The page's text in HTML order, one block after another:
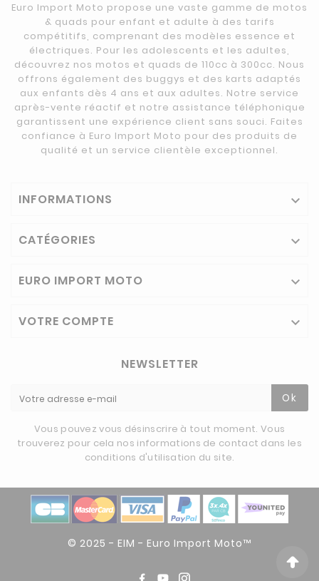
Euro Import Moto propose une vaste gamme de motos
& quads pour enfant et adulte à des tarifs
compétitifs, comprenant des modèles essence et
électriques. Pour les adolescents et les adultes,
découvrez nos motos et quads de 110cc à 300cc. Nous
offrons également des buggys et des karts adaptés
aux enfants dès 4 ans et aux adultes. Notre service
après-vente réactif et notre assistance téléphonique
garantissent une expérience client sans souci. Faites
confiance à Euro Import Moto pour des produits de
qualité et un service clientèle exceptionnel.
INFORMATIONS 
CATÉGORIES 
EURO IMPORT MOTO 
VOTRE COMPTE 
NEWSLETTER
Ok
Vous pouvez vous désinscrire à tout moment. Vous
trouverez pour cela nos informations de contact dans les
conditions d'utilisation du site.
© 2025 - EIM - Euro Import Moto™